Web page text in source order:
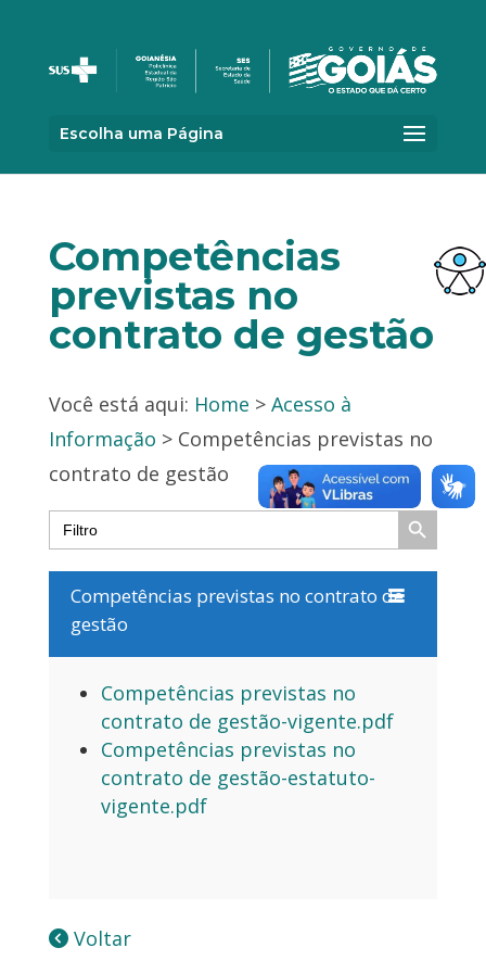
Escolha uma Página
Competências
previstas no
contrato de gestão
Você está aqui: Home > Acesso à
Informação > Competências previstas no
contrato de gestão
Search
for:
Search Button
Competências previstas no contrato de
gestão
Competências previstas no
contrato de gestão-vigente.pdf
Competências previstas no
contrato de gestão-estatuto-
vigente.pdf
Voltar